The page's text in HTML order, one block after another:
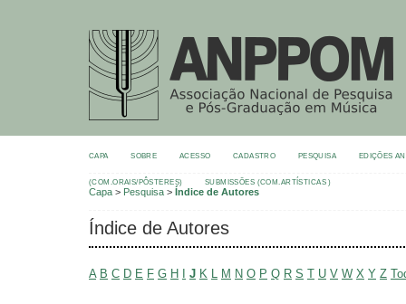
CAPA SOBRE ACESSO CADASTRO PESQUISA EDIÇÕES
(COM.ORAIS/PÔSTERES) SUBMISSÕES (COM.ARTÍSTICAS )
Capa > Pesquisa > Índice de Autores
Índice de Autores
A B C D E F G H J K L M N O P Q R S T U V W X Y Z